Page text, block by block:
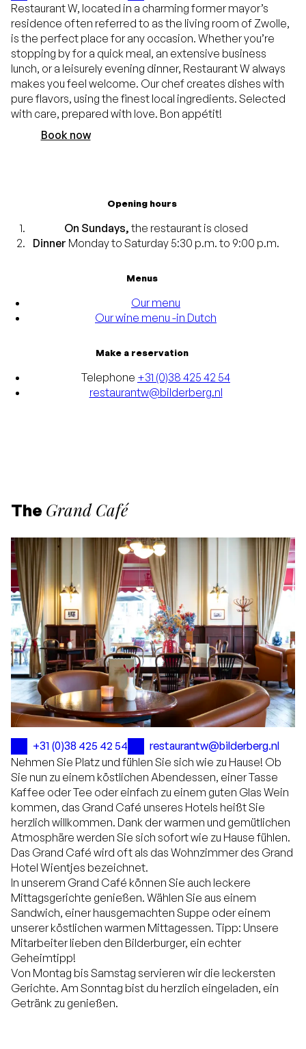
Restaurant W, located in a charming former mayor’s
residence often referred to as the living room of Zwolle,
is the perfect place for any occasion. Whether you’re
stopping by for a quick meal, an extensive business
lunch, or a leisurely evening dinner, Restaurant W always
makes you feel welcome. Our chef creates dishes with
pure flavors, using the finest local ingredients. Selected
with care, prepared with love. Bon appétit!
Book now
Opening hours
On Sundays, the restaurant is closed
Dinner Monday to Saturday 5:30 p.m. to 9:00 p.m.
Menus
Our menu
Our wine menu -in Dutch
Make a reservation
Telephone +31 (0)38 425 42 54
restaurantw@bilderberg.nl
The Grand Café
+31 (0)38 425 42 54
restaurantw@bilderberg.nl
Nehmen Sie Platz und fühlen Sie sich wie zu Hause! Ob
Sie nun zu einem köstlichen Abendessen, einer Tasse
Kaffee oder Tee oder einfach zu einem guten Glas Wein
kommen, das Grand Café unseres Hotels heißt Sie
herzlich willkommen. Dank der warmen und gemütlichen
Atmosphäre werden Sie sich sofort wie zu Hause fühlen.
Das Grand Café wird oft als das Wohnzimmer des Grand
Hotel Wientjes bezeichnet.
In unserem Grand Café können Sie auch leckere
Mittagsgerichte genießen. Wählen Sie aus einem
Sandwich, einer hausgemachten Suppe oder einem
unserer köstlichen warmen Mittagessen. Tipp: Unsere
Mitarbeiter lieben den Bilderburger, ein echter
Geheimtipp!
Von Montag bis Samstag servieren wir die leckersten
Gerichte. Am Sonntag bist du herzlich eingeladen, ein
Getränk zu genießen.